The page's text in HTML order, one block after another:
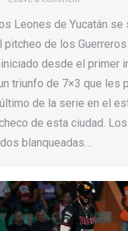
Leones de Yucatán se
pitcheo de los Guerreros
desde el primer
triunfo de 7×3 que les
de la serie en el
de esta ciudad.
blanqueadas…